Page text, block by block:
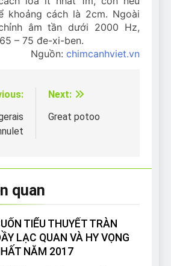
khoảng cách là 2cm. Ngoài
âm tần dưới 2000 Hz,
– 75 đe-xi-ben.
Nguồn: chimcanhviet.vn
Next:
Great potoo
quan
TIỂU THUYẾT TRÀN
LẠC QUAN VÀ HY VỌNG
NĂM 2017